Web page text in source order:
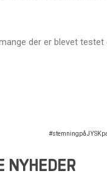
der er blevet
NYHEDER